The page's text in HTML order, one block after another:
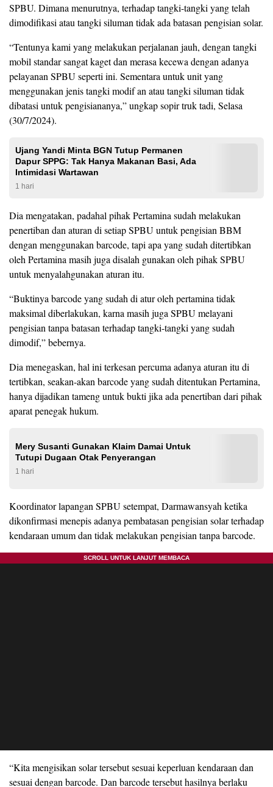
SPBU. Dimana menurutnya, terhadap tangki-tangki yang telah
dimodifikasi atau tangki siluman tidak ada batasan pengisian solar.
“Tentunya kami yang melakukan perjalanan jauh, dengan tangki
mobil standar sangat kaget dan merasa kecewa dengan adanya
pelayanan SPBU seperti ini. Sementara untuk unit yang
menggunakan jenis tangki modif an atau tangki siluman tidak
dibatasi untuk pengisiananya,” ungkap sopir truk tadi, Selasa
(30/7/2024).
Ujang Yandi Minta BGN Tutup Permanen
Dapur SPPG: Tak Hanya Makanan Basi, Ada
Intimidasi Wartawan
1 hari
Dia mengatakan, padahal pihak Pertamina sudah melakukan
penertiban dan aturan di setiap SPBU untuk pengisian BBM
dengan menggunakan barcode, tapi apa yang sudah ditertibkan
oleh Pertamina masih juga disalah gunakan oleh pihak SPBU
untuk menyalahgunakan aturan itu.
“Buktinya barcode yang sudah di atur oleh pertamina tidak
maksimal diberlakukan, karna masih juga SPBU melayani
pengisian tanpa batasan terhadap tangki-tangki yang sudah
dimodif,” bebernya.
Dia menegaskan, hal ini terkesan percuma adanya aturan itu di
tertibkan, seakan-akan barcode yang sudah ditentukan Pertamina,
hanya dijadikan tameng untuk bukti jika ada penertiban dari pihak
aparat penegak hukum.
Mery Susanti Gunakan Klaim Damai Untuk
Tutupi Dugaan Otak Penyerangan
1 hari
Koordinator lapangan SPBU setempat, Darmawansyah ketika
dikonfirmasi menepis adanya pembatasan pengisian solar terhadap
kendaraan umum dan tidak melakukan pengisian tanpa barcode.
“Kita mengisikan solar tersebut sesuai keperluan kendaraan dan
sesuai dengan barcode. Dan barcode tersebut hasilnya berlaku